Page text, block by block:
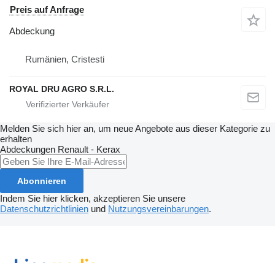
Preis auf Anfrage
Abdeckung
Rumänien, Cristesti
ROYAL DRU AGRO S.R.L.
Melden Sie sich hier an, um neue Angebote aus dieser Kategorie zu
erhalten
Abdeckungen Renault - Kerax
Abonnieren
Indem Sie hier klicken, akzeptieren Sie unsere
Datenschutzrichtlinien und Nutzungsvereinbarungen.